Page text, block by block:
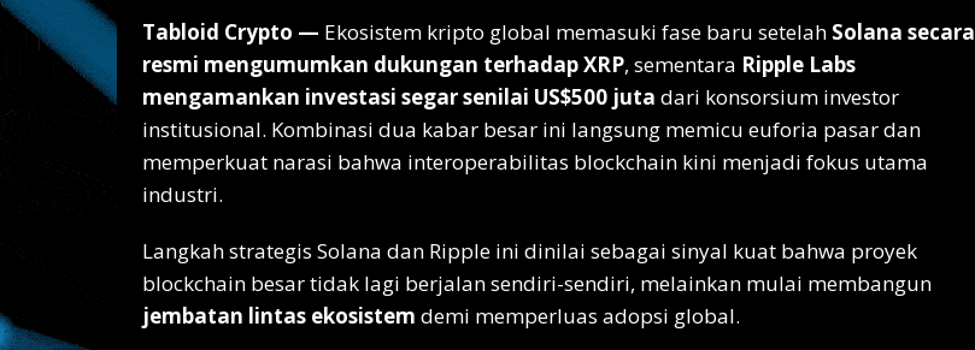
Tabloid Crypto — Ekosistem kripto global memasuki fase baru setelah Solana secara
resmi mengumumkan dukungan terhadap XRP, sementara Ripple Labs
mengamankan investasi segar senilai US$500 juta dari konsorsium investor
institusional. Kombinasi dua kabar besar ini langsung memicu euforia pasar dan
memperkuat narasi bahwa interoperabilitas blockchain kini menjadi fokus utama
industri.
Langkah strategis Solana dan Ripple ini dinilai sebagai sinyal kuat bahwa proyek
blockchain besar tidak lagi berjalan sendiri-sendiri, melainkan mulai membangun
jembatan lintas ekosistem demi memperluas adopsi global.